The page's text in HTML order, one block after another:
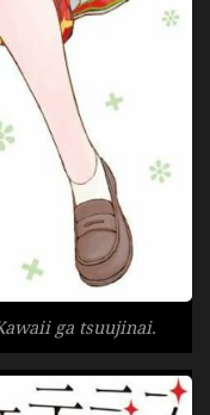
ga tsuujinai.